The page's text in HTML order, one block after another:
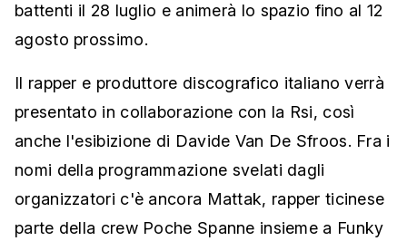
battenti il 28 luglio e animerà lo spazio fino al 12
agosto prossimo.
Il rapper e produttore discografico italiano verrà
presentato in collaborazione con la Rsi, così
anche l'esibizione di Davide Van De Sfroos. Fra i
nomi della programmazione svelati dagli
organizzatori c'è ancora Mattak, rapper ticinese
parte della crew Poche Spanne insieme a Funky